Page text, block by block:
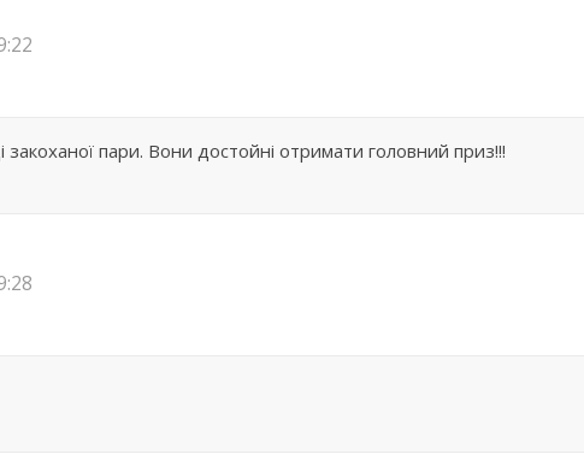
закоханої пари. Вони достойні отримати головний приз!!!